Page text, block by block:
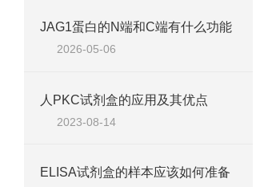
JAG1蛋白的N端和C端有什么功能
2026-05-06
人PKC试剂盒的应用及其优点
2023-08-14
ELISA试剂盒的样本应该如何准备